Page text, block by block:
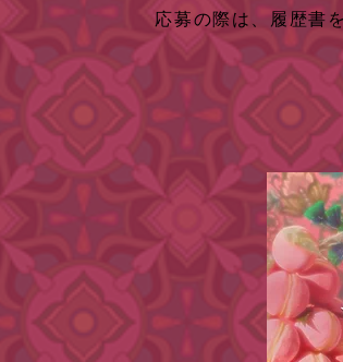
応募の際は、履歴書